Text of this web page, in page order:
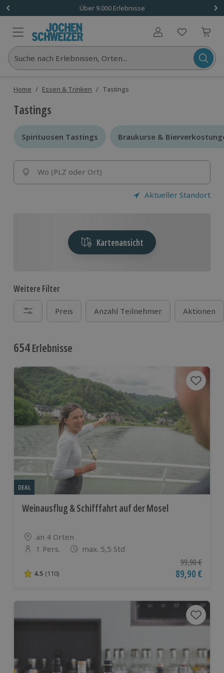
Über 9.000 Erlebnisse
Benutzerkonto
Suche nach Erlebnissen, Orten...
Home / Essen & Trinken / Tastings
Tastings
Spirituosen Tastings
Spirituosen Tastings Braukurse &
Braukurse &
Wo (PLZ oder Ort)
Aktueller Standort
Kartenansicht
Weitere Filter
Preis Anzahl Teilnehmer Aktionen
654Erlebnisse
DEAL
Weinausflug & Schifffahrt auf der Mosel
Standort
an 4 Orten
Anzahl der Teilnehmer
1 Pers. max. 5,5 Std
4.5 von 5 Sternen basierend auf 110 Bewertungen
4.5 (110)
99,90 €
Aktueller
89,90 €